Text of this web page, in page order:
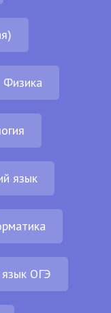
Физика
язык
язык ОГЭ